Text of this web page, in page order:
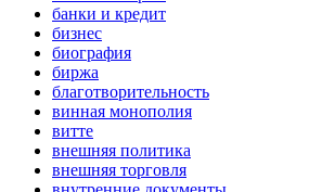
банки и кредит
бизнес
биография
биржа
благотворительность
винная монополия
витте
внешняя политика
внешняя торговля